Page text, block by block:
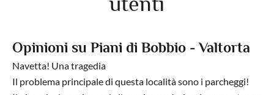
Opinioni su Piani di Bobbio - Valtorta
Navetta! Una tragedia
Il problema principale di questa località sono i parcheggi!